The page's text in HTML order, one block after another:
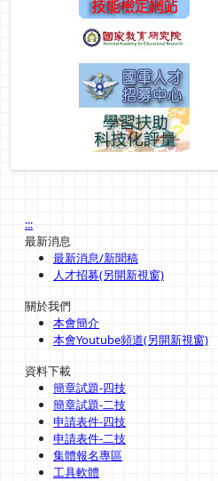
:::
最新消息
最新消息/新聞稿
人才招募(另開新視窗)
關於我們
本會簡介
本會Youtube頻道(另開新視窗)
資料下載
簡章試題-四技
簡章試題-二技
申請表件-四技
申請表件-二技
集體報名專區
工具軟體